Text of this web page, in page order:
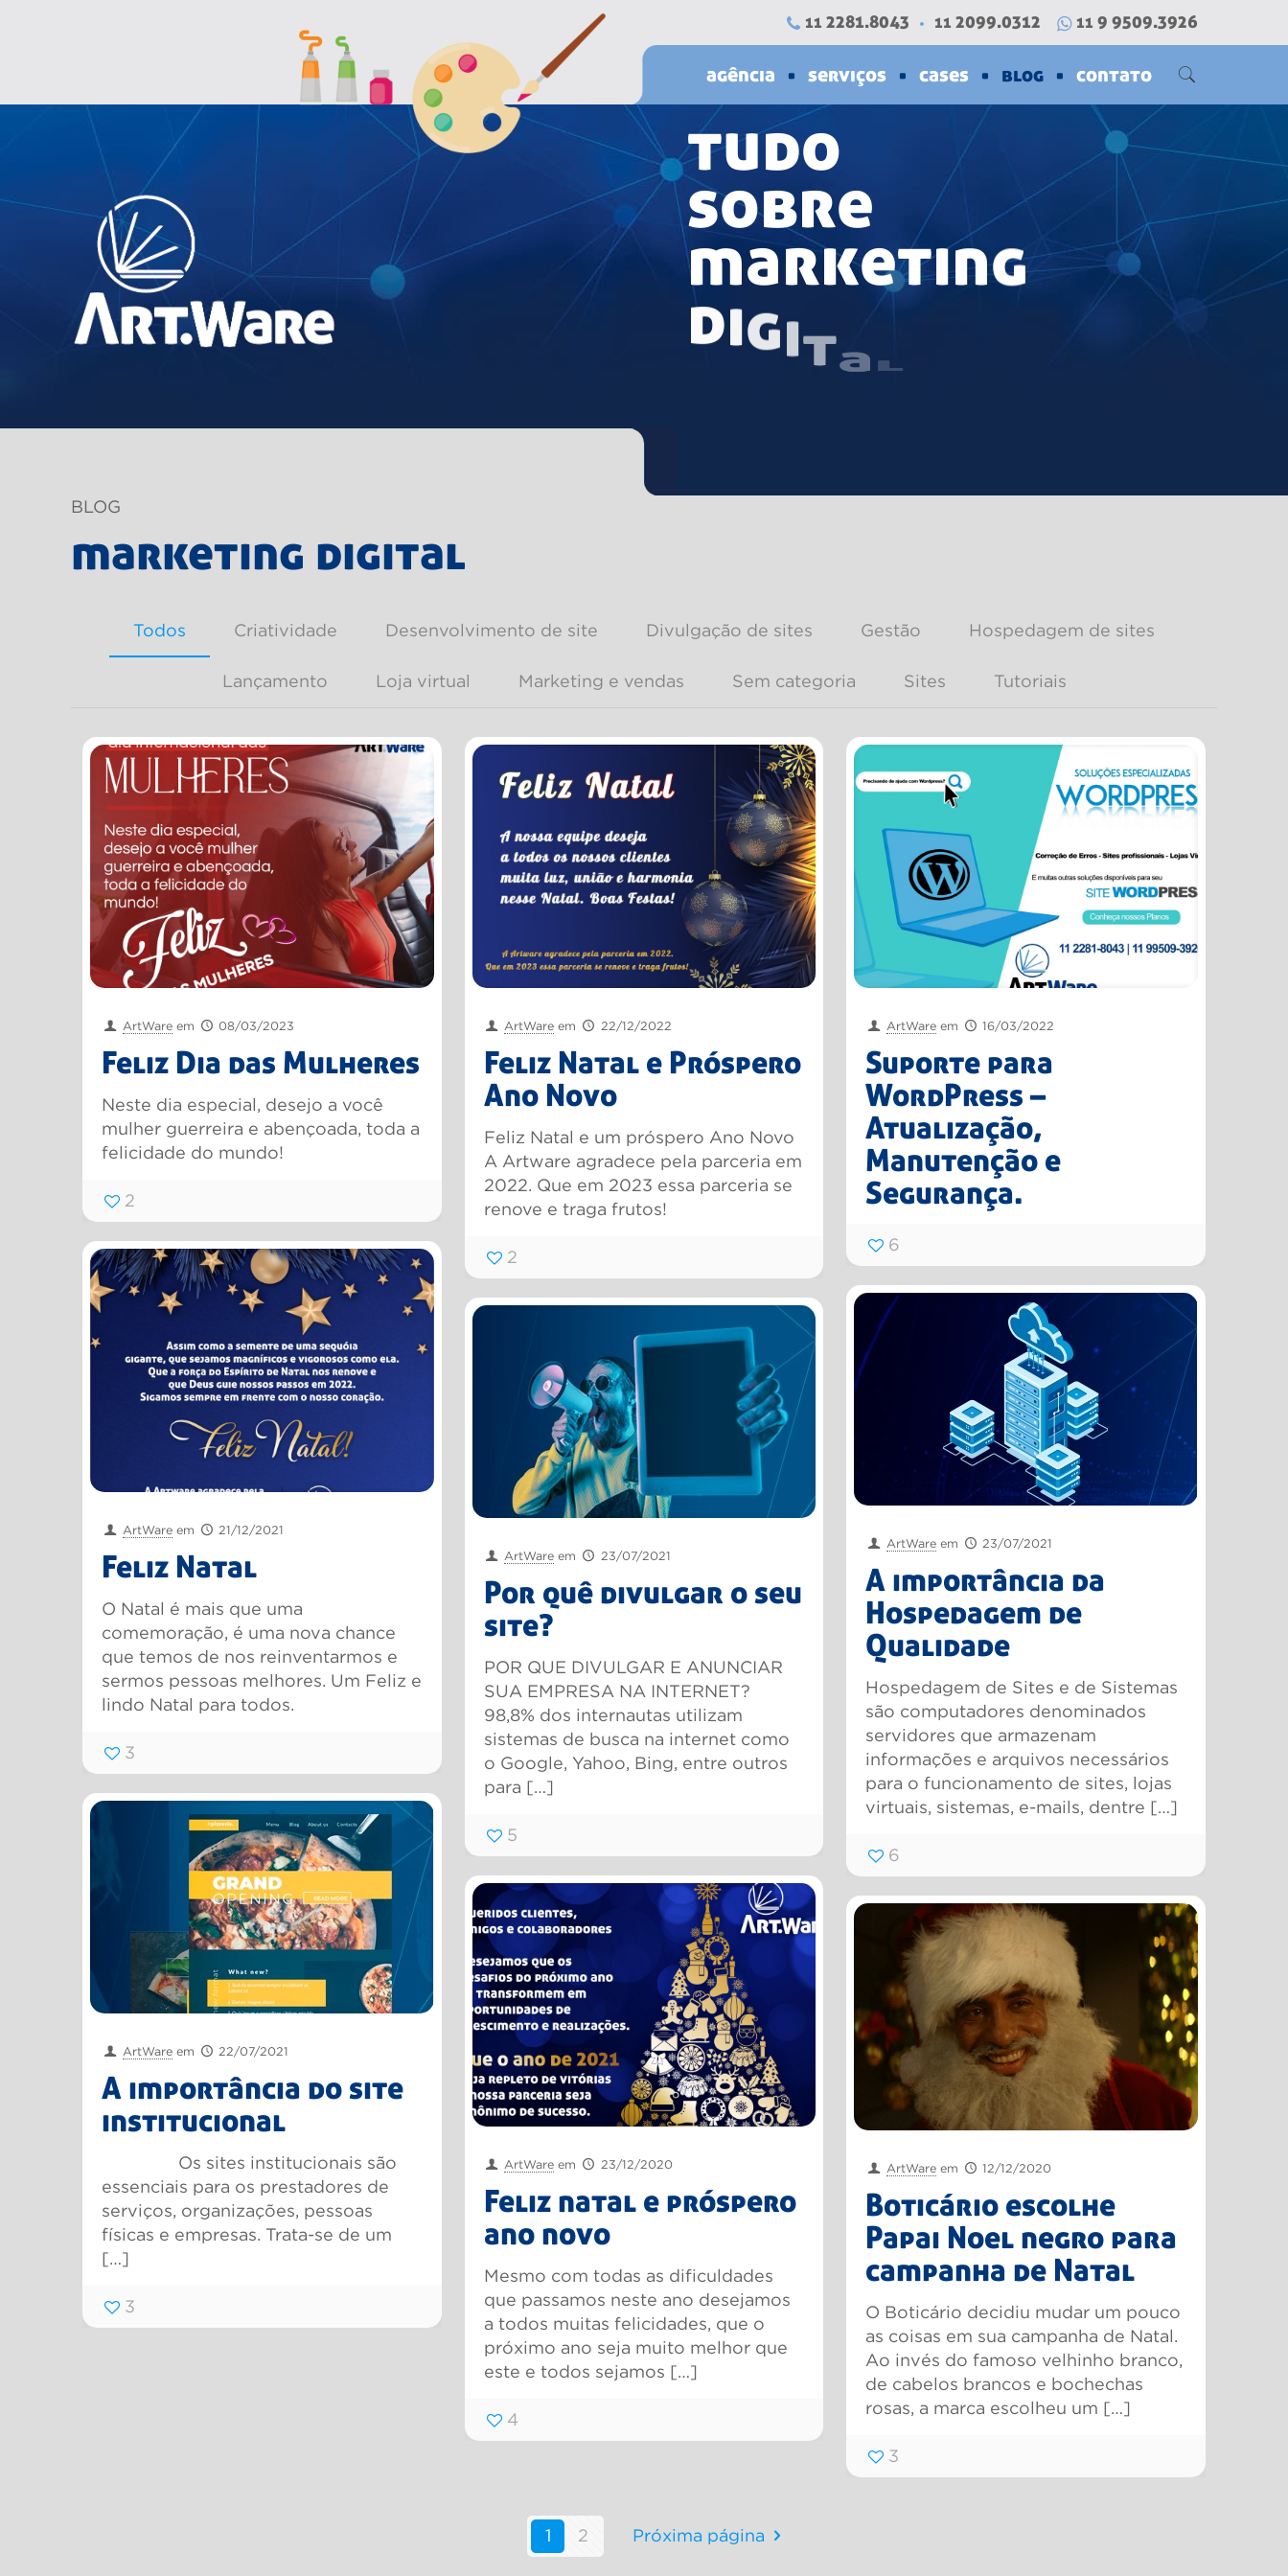
11 2281.8043 11 2099.0312 11 9 9509.3926
agência serviços cases blog contato
tudo
sobre
marketing
digit l
BLOG
marketing digital
Todos Criatividade Desenvolvimento de site Divulgação de sites Gestão Hospedagem de sites
Lançamento Loja virtual Marketing e vendas Sem categoria Sites Tutoriais
ArtWare em 08/03/2023
Feliz Dia das Mulheres
Neste dia especial, desejo a você
mulher guerreira e abençoada, toda a
felicidade do mundo!
2
ArtWare em 22/12/2022
Feliz Natal e Próspero
Ano Novo
Feliz Natal e um próspero Ano Novo
A Artware agradece pela parceria em
2022. Que em 2023 essa parceria se
renove e traga frutos!
2
ArtWare em 16/03/2022
Suporte para
WordPress –
Atualização,
Manutenção e
Segurança.
6
ArtWare em 21/12/2021
Feliz Natal
O Natal é mais que uma
comemoração, é uma nova chance
que temos de nos reinventarmos e
sermos pessoas melhores. Um Feliz e
lindo Natal para todos.
3
ArtWare em 23/07/2021
A importância da
Hospedagem de
Qualidade
Hospedagem de Sites e de Sistemas
são computadores denominados
servidores que armazenam
informações e arquivos necessários
para o funcionamento de sites, lojas
virtuais, sistemas, e-mails, dentre […]
6
ArtWare em 23/07/2021
Por quê divulgar o seu
site?
POR QUE DIVULGAR E ANUNCIAR
SUA EMPRESA NA INTERNET?
98,8% dos internautas utilizam
sistemas de busca na internet como
o Google, Yahoo, Bing, entre outros
para […]
5
ArtWare em 22/07/2021
A importância do site
institucional
Os sites institucionais são
essenciais para os prestadores de
serviços, organizações, pessoas
físicas e empresas. Trata-se de um
[…]
3
ArtWare em 23/12/2020
Feliz natal e próspero
ano novo
Mesmo com todas as dificuldades
que passamos neste ano desejamos
a todos muitas felicidades, que o
próximo ano seja muito melhor que
este e todos sejamos […]
4
ArtWare em 12/12/2020
Boticário escolhe
Papai Noel negro para
campanha de Natal
O Boticário decidiu mudar um pouco
as coisas em sua campanha de Natal.
Ao invés do famoso velhinho branco,
de cabelos brancos e bochechas
rosas, a marca escolheu um […]
3
1 2 Próxima página